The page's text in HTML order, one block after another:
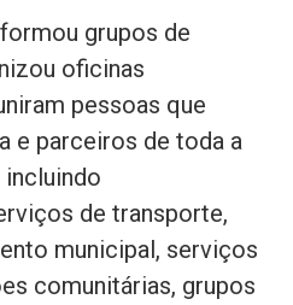
grupos de
oficinas
pessoas que
e parceiros de toda a
incluindo
de transporte,
municipal, serviços
comunitárias, grupos